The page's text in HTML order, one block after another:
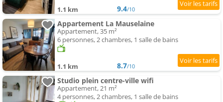
1.1 km 9.4/10
Appartement La Mauselaine
Appartement, 35 m²
6 personnes, 2 chambres, 1 salle de bains
1.1 km 8.7/10
Studio plein centre-ville wifi
Appartement, 21 m²
4 personnes, 2 chambres, 1 salle de bains